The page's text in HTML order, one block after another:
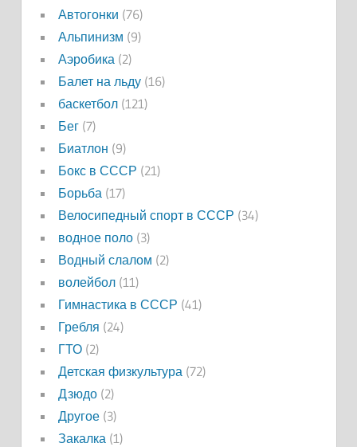
Автогонки (76)
Альпинизм (9)
Аэробика (2)
Балет на льду(16)
баскетбол(121)
Бег(7)
Биатлон (9)
Бокс в СССР (21)
Борьба (17)
Велосипедный спорт в СССР (34)
водное поло(3)
Водный слалом (2)
волейбол(11)
Гимнастика в СССР (41)
Гребля (24)
ГТО(2)
Детская физкультура (72)
Дзюдо(2)
Другое(3)
Закалка (1)